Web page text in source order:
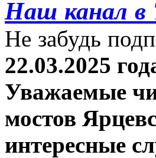
Наш канал в
Не забудь
22.03.2025
Уважаемые
мостов
интересные